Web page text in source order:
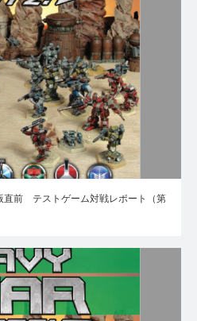
直前 テストゲーム対戦レポート（第